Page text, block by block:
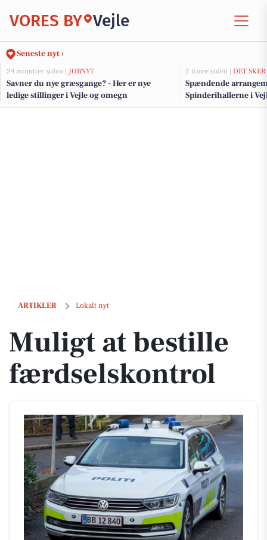
VORES BY Vejle
Seneste nyt ›
24 minutter siden | JOBNYT
Savner du nye græsgange? - Her er nye
ledige stillinger i Vejle og omegn
2 timer siden | DET SKER
Spændende
Spinderihallerne i
ARTIKLER Lokalt nyt
Muligt at bestille færdselskontrol
Muligt at bestille
færdselskontrol